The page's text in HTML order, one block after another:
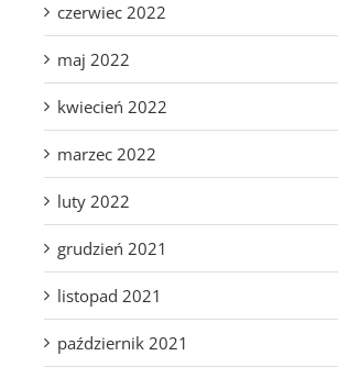
czerwiec 2022
maj 2022
kwiecień 2022
marzec 2022
luty 2022
grudzień 2021
listopad 2021
październik 2021